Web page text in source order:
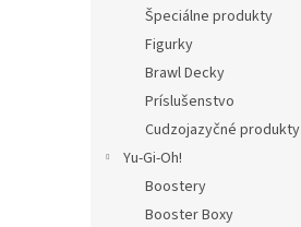
Špeciálne produkty
Figurky
Brawl Decky
Príslušenstvo
Cudzojazyčné produkty
Yu-Gi-Oh!
Boostery
Booster Boxy